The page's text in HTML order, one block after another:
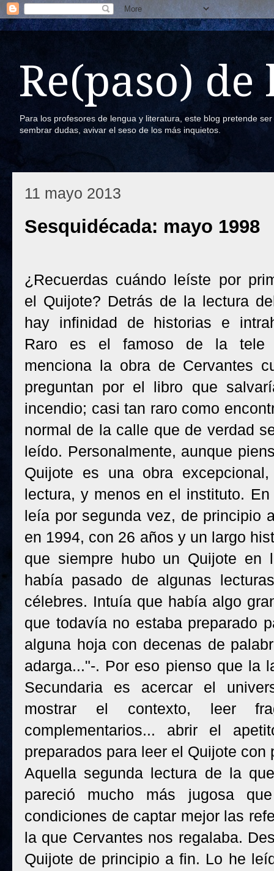
Re(paso) de
Para los profesores de lengua y literatura, este blog pretende
sembrar dudas, avivar el seso de los más inquietos.
11 mayo 2013
Sesquidécada: mayo 1998
¿Recuerdas cuándo leíste por
el Quijote? Detrás de la lectura
hay infinidad de historias e
Raro es el famoso de la tele
menciona la obra de Cervantes
preguntan por el libro que
incendio; casi tan raro como
normal de la calle que de verdad
leído. Personalmente, aunque
Quijote es una obra
lectura, y menos en el instituto.
leía por segunda vez, de principio
en 1994, con 26 años y un largo
que siempre hubo un Quijote
había pasado de algunas
célebres. Intuía que había algo
que todavía no estaba preparado
alguna hoja con decenas de
adarga..."-. Por eso pienso que la
Secundaria es acercar el
mostrar el contexto, leer
complementarios... abrir el
preparados para leer el Quijote con
Aquella segunda lectura de la
pareció mucho más jugosa
condiciones de captar mejor las
la que Cervantes nos regalaba.
Quijote de principio a fin. Lo he